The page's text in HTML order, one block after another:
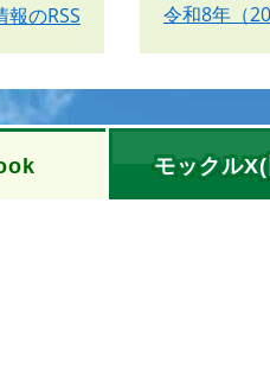
報のRSS
令和8年（
モックル